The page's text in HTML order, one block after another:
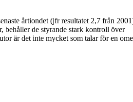
årtiondet (jfr resultatet 2,7 från
behåller de styrande stark kontroll över
är det inte mycket som talar för en